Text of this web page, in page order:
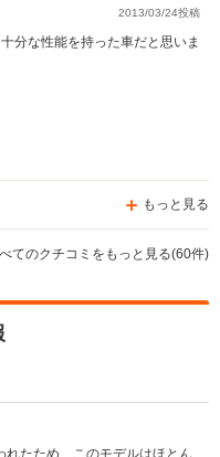
2013/03/24投稿
分な性能を持った車だと思いま
もっと見る
てのクチコミをもっと見る(60件)